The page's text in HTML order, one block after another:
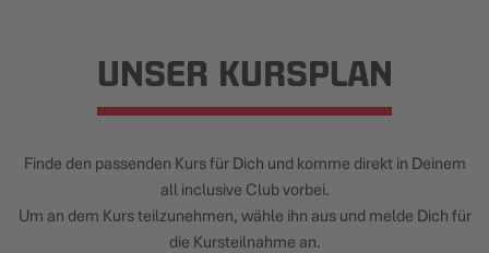
UNSER KURSPLAN
Finde den passenden Kurs für Dich und komme direkt in Deinem
all inclusive Club vorbei.
Um an dem Kurs teilzunehmen, wähle ihn aus und melde Dich für
die Kursteilnahme an.